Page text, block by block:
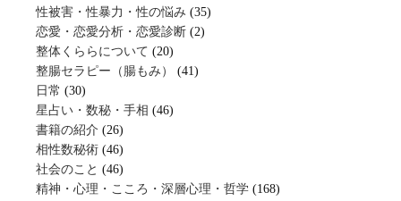
性被害・性暴力・性の悩み (35)
恋愛・恋愛分析・恋愛診断 (2)
整体くららについて (20)
整腸セラピー（腸もみ）
(41)
日常 (30)
星占い・数秘・手相 (46)
書籍の紹介 (26)
相性数秘術 (46)
社会のこと (46)
精神・心理・こころ・深層心理・哲学 (168)